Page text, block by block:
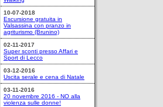
10-07-2018
Escursione gratuita in
Valsassina con pranzo in
agriturismo (Brunino)
02-11-2017
Super sconti presso Affari e
Sport di Lecco
03-12-2016
Uscita serale e cena di Natale
03-11-2016
20 novembre 2016 - NO alla
violenza sulle donne!